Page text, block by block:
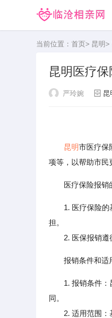
当前位置： 首页> 昆明>
昆明医疗
严玲婉 昆
昆明市医疗保
项等，以帮助市民
医疗保险报销
1. 医疗保险
担。
2. 医保报销遵循
报销条件和适
1. 报销条件
同。
2. 适用范围：基